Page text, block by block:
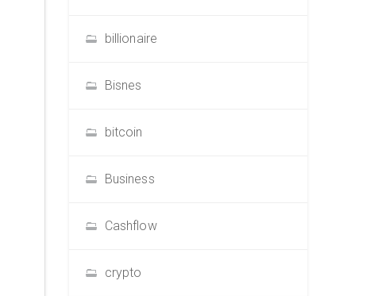
billionaire
Bisnes
bitcoin
Business
Cashflow
crypto